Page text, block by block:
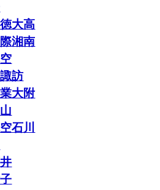
大高
湘南
訪
大附
石川